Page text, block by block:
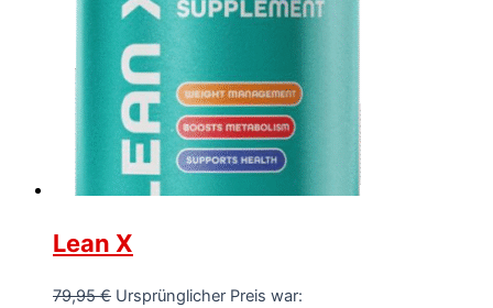
Lean X
79,95€ Ursprünglicher Preis war: